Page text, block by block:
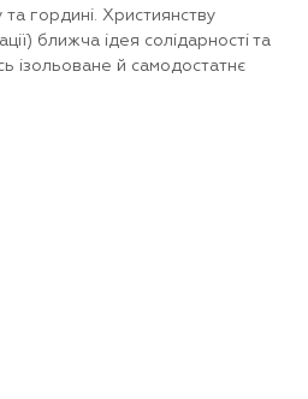
гордині. Християнству
ближча ідея солідарності та
ізольоване й самодостатнє